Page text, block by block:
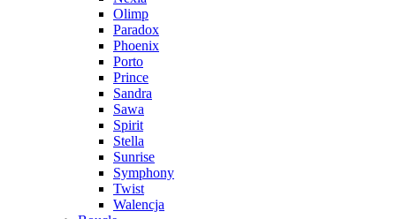
Olimp
Paradox
Phoenix
Porto
Prince
Sandra
Sawa
Spirit
Stella
Sunrise
Symphony
Twist
Walencja